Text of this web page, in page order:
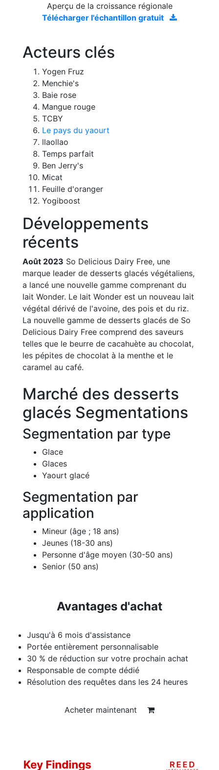
Aperçu de la croissance régionale
Télécharger l'échantillon gratuit
Acteurs clés
Yogen Fruz
Menchie's
Baie rose
Mangue rouge
TCBY
Le pays du yaourt
llaollao
Temps parfait
Ben Jerry's
Micat
Feuille d'oranger
Yogiboost
Développements
récents
Août 2023 So Delicious Dairy Free, une
marque leader de desserts glacés végétaliens,
a lancé une nouvelle gamme comprenant du
lait Wonder. Le lait Wonder est un nouveau lait
végétal dérivé de l'avoine, des pois et du riz.
La nouvelle gamme de desserts glacés de So
Delicious Dairy Free comprend des saveurs
telles que le beurre de cacahuète au chocolat,
les pépites de chocolat à la menthe et le
caramel au café.
Marché des desserts
glacés Segmentations
Segmentation par type
Glace
Glaces
Yaourt glacé
Segmentation par
application
Mineur (âge ; 18 ans)
Jeunes (18-30 ans)
Personne d'âge moyen (30-50 ans)
Senior (50 ans)
Avantages d'achat
Jusqu'à 6 mois d'assistance
Portée entièrement personnalisable
30 % de réduction sur votre prochain achat
Responsable de compte dédié
Résolution des requêtes dans les 24 heures
Acheter maintenant